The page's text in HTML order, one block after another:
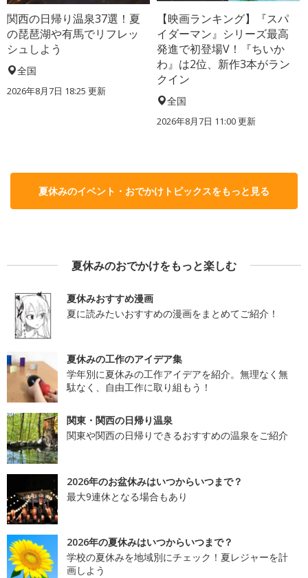
関西の日帰り温泉37選！夏
の琵琶湖や有馬でリフレッ
シュしよう
全国
2026年8月7日 18:25 更新
【映画ランキング】『スパ
イダーマン』シリーズ最高
発進で初登場V！『ちいか
わ』は2位、新作3本がラン
クイン
全国
2026年8月7日 11:00更新
夏休みのイベント・おでかけトピックスをもっと見る
夏休みのおでかけをもっと楽しむ
夏休みおすすめ漫画
夏に読みたいおすすめの漫画をまとめてご紹介！
夏休みの工作のアイデア集
学年別に夏休みの工作アイデアを紹介。無理なく無
駄なく、自由工作に取り組もう！
関東・関西の日帰り温泉
関東や関西の日帰りできるおすすめの温泉をご紹介
2026年のお盆休みはいつからいつまで？
最大9連休となる場合もあり
2026年の夏休みはいつからいつまで？
学校の夏休みを地域別にチェック！夏レジャーを計
画しよう